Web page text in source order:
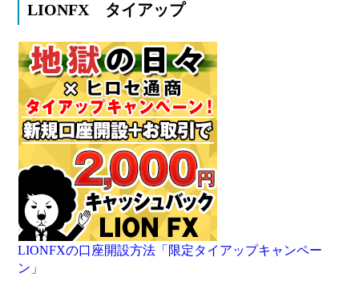
LIONFX タイアップ
LIONFXの口座開設方法「限定タイアップキャンペー
ン」